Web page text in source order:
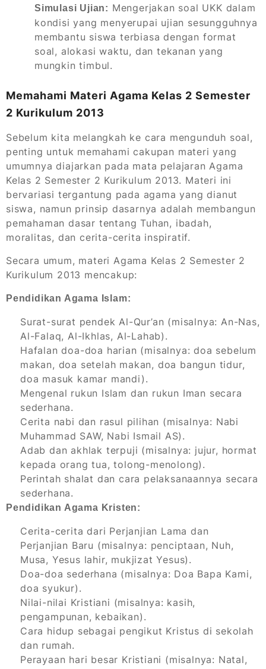
Simulasi Ujian: Mengerjakan soal UKK dalam
kondisi yang menyerupai ujian sesungguhnya
membantu siswa terbiasa dengan format
soal, alokasi waktu, dan tekanan yang
mungkin timbul.
Memahami Materi Agama Kelas 2 Semester
2 Kurikulum 2013
Sebelum kita melangkah ke cara mengunduh soal,
penting untuk memahami cakupan materi yang
umumnya diajarkan pada mata pelajaran Agama
Kelas 2 Semester 2 Kurikulum 2013. Materi ini
bervariasi tergantung pada agama yang dianut
siswa, namun prinsip dasarnya adalah membangun
pemahaman dasar tentang Tuhan, ibadah,
moralitas, dan cerita-cerita inspiratif.
Secara umum, materi Agama Kelas 2 Semester 2
Kurikulum 2013 mencakup:
Pendidikan Agama Islam:
Surat-surat pendek Al-Qur’an (misalnya: An-Nas,
Al-Falaq, Al-Ikhlas, Al-Lahab).
Hafalan doa-doa harian (misalnya: doa sebelum
makan, doa setelah makan, doa bangun tidur,
doa masuk kamar mandi).
Mengenal rukun Islam dan rukun Iman secara
sederhana.
Cerita nabi dan rasul pilihan (misalnya: Nabi
Muhammad SAW, Nabi Ismail AS).
Adab dan akhlak terpuji (misalnya: jujur, hormat
kepada orang tua, tolong-menolong).
Perintah shalat dan cara pelaksanaannya secara
sederhana.
Pendidikan Agama Kristen:
Cerita-cerita dari Perjanjian Lama dan
Perjanjian Baru (misalnya: penciptaan, Nuh,
Musa, Yesus lahir, mukjizat Yesus).
Doa-doa sederhana (misalnya: Doa Bapa Kami,
doa syukur).
Nilai-nilai Kristiani (misalnya: kasih,
pengampunan, kebaikan).
Cara hidup sebagai pengikut Kristus di sekolah
dan rumah.
Perayaan hari besar Kristiani (misalnya: Natal,